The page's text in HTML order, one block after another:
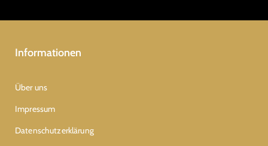
Informationen
Über uns
Impressum
Datenschutzerklärung